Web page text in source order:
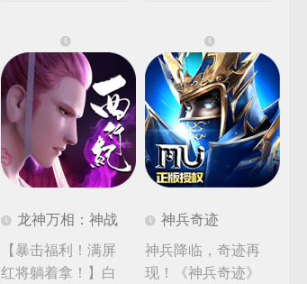
龙神万相：神战
【暴击福利！满屏
红将躺着拿！】白
神兵奇迹
神兵降临，奇迹再
现！《神兵奇迹》